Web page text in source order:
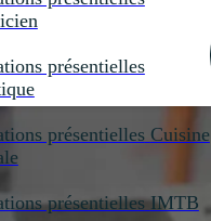
présentielles
présentielles Cuisine
présentielles IMTB